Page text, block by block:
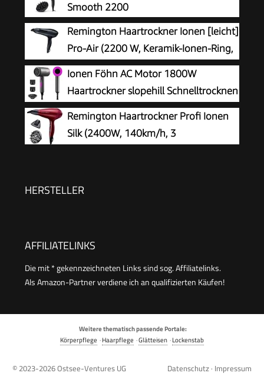
Smooth 2200
Remington Haartrockner Ionen [leicht]
Pro-Air (2200 W, Keramik-Ionen-Ring,
Stylingdüse, 3 Heiz- & 2 separate
Gebläsestufen, Abkühlstufe) D5210
Ionen Föhn AC Motor 1800W
Haartrockner slopehill Schnelltrocknen
Hair Dryer
Remington Haartrockner Profi Ionen
Silk (2400W, 140km/h, 3
langlebiger AC-Motor mit Turbofunktion &
HERSTELLER
AFFILIATELINKS
Die mit * gekennzeichneten Links sind sog. Affiliatelinks.
Als Amazon-Partner verdiene ich an qualifizierten Käufen!
Weitere thematisch passende Portale:
Körperpflege ·Haarpflege ·Glätteisen ·Lockenstab
© 2023-2026Ostsee-Ventures UG Datenschutz · Impressum